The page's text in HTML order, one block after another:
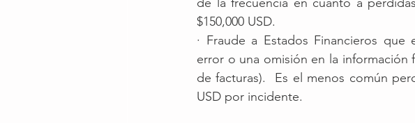
$150,000 USD.
· Fraude a Estados Financieros
error o una omisión en la información
de facturas).  Es el menos común
USD por incidente.